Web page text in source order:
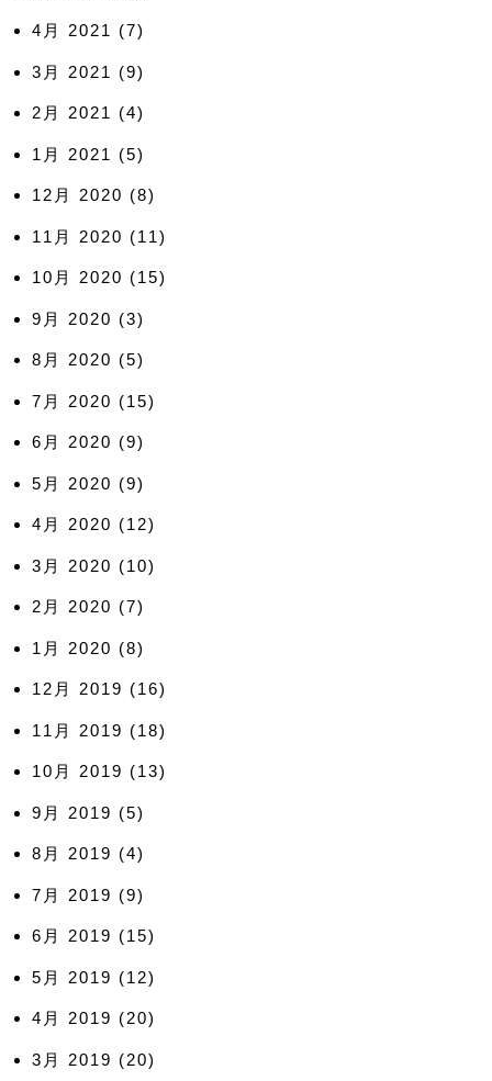
4月 2021 (7)
3月 2021 (9)
2月 2021 (4)
1月 2021 (5)
12月 2020 (8)
11月 2020 (11)
10月 2020 (15)
9月 2020 (3)
8月 2020 (5)
7月 2020 (15)
6月 2020 (9)
5月 2020 (9)
4月 2020 (12)
3月 2020 (10)
2月 2020 (7)
1月 2020 (8)
12月 2019 (16)
11月 2019 (18)
10月 2019 (13)
9月 2019 (5)
8月 2019 (4)
7月 2019 (9)
6月 2019 (15)
5月 2019 (12)
4月 2019 (20)
3月 2019 (20)